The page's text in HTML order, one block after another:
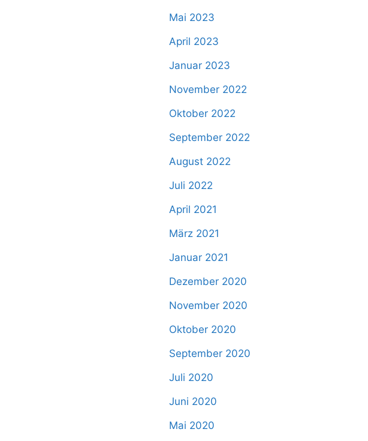
Mai 2023
April 2023
Januar 2023
November 2022
Oktober 2022
September 2022
August 2022
Juli 2022
April 2021
März 2021
Januar 2021
Dezember 2020
November 2020
Oktober 2020
September 2020
Juli 2020
Juni 2020
Mai 2020